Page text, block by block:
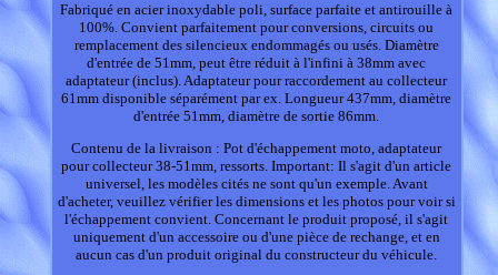
Fabriqué en acier inoxydable poli, surface parfaite et antirouille à
100%. Convient parfaitement pour conversions, circuits ou
remplacement des silencieux endommagés ou usés. Diamètre
d'entrée de 51mm, peut être réduit à l'infini à 38mm avec
adaptateur (inclus). Adaptateur pour raccordement au collecteur
61mm disponible séparément par ex. Longueur 437mm, diamètre
d'entrée 51mm, diamètre de sortie 86mm.
Contenu de la livraison : Pot d'échappement moto, adaptateur
pour collecteur 38-51mm, ressorts. Important: Il s'agit d'un article
universel, les modèles cités ne sont qu'un exemple. Avant
d'acheter, veuillez vérifier les dimensions et les photos pour voir si
l'échappement convient. Concernant le produit proposé, il s'agit
uniquement d'un accessoire ou d'une pièce de rechange, et en
aucun cas d'un produit original du constructeur du véhicule.